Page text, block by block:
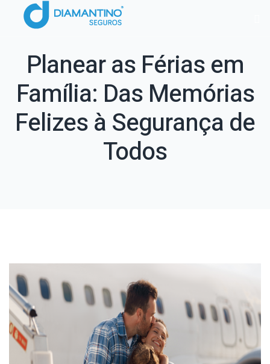
Planear as Férias em
Família: Das Memórias
Felizes à Segurança de
Todos